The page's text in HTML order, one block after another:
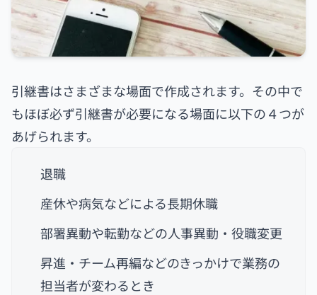
引継書はさまざまな場面で作成されます。その中で
もほぼ必ず引継書が必要になる場面に以下の４つが
あげられます。
退職
産休や病気などによる長期休職
部署異動や転勤などの人事異動・役職変更
昇進・チーム再編などのきっかけで業務の
担当者が変わるとき